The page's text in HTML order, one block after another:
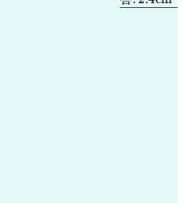
答